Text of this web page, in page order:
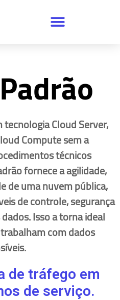
Cloud Server,
Compute sem a
técnicos
fornece a agilidade,
de uma nuvem pública,
de controle, segurança
Isso a torna ideal
com dados
de tráfego em
de serviço.